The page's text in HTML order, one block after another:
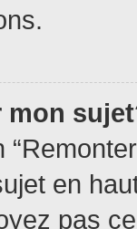
mon
en
pas